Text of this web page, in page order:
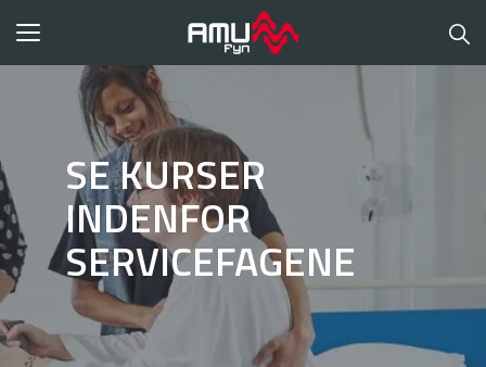
Toggle
SE KURSER
INDENFOR
SERVICEFAGENE